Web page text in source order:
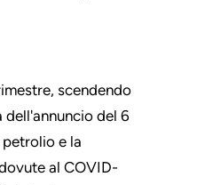
scendendo
dell'annuncio del 6
e la
al COVID-